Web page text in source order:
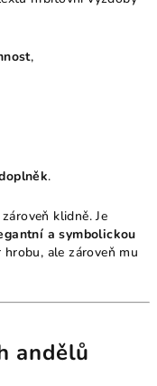
,
.
klidně. Je
a symbolickou
ale zároveň mu
andělů